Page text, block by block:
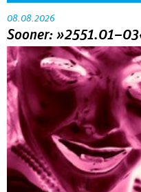
08.08.2026
Sooner: